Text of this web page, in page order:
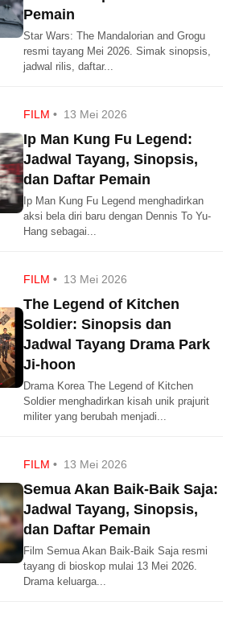
Pemain
Star Wars: The Mandalorian and Grogu
resmi tayang Mei 2026. Simak sinopsis,
jadwal rilis, daftar...
FILM • 13 Mei 2026
Ip Man Kung Fu Legend:
Jadwal Tayang, Sinopsis,
dan Daftar Pemain
Ip Man Kung Fu Legend menghadirkan
aksi bela diri baru dengan Dennis To Yu-
Hang sebagai...
FILM • 13 Mei 2026
The Legend of Kitchen
Soldier: Sinopsis dan
Jadwal Tayang Drama Park
Ji-hoon
Drama Korea The Legend of Kitchen
Soldier menghadirkan kisah unik prajurit
militer yang berubah menjadi...
FILM • 13 Mei 2026
Semua Akan Baik-Baik Saja:
Jadwal Tayang, Sinopsis,
dan Daftar Pemain
Film Semua Akan Baik-Baik Saja resmi
tayang di bioskop mulai 13 Mei 2026.
Drama keluarga...